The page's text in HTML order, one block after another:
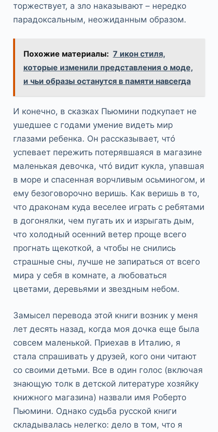
торжествует, а зло наказывают – нередко
парадоксальным, неожиданным образом.
Похожие материалы: 7 икон стиля,
которые изменили представления о моде,
и чьи образы останутся в памяти навсегда
И конечно, в сказках Пьюмини подкупает не
ушедшее с годами умение видеть мир
глазами ребенка. Он рассказывает, чтó
успевает пережить потерявшаяся в магазине
маленькая девочка, чтó видит кукла, упавшая
в море и спасенная ворчливым осьминогом, и
ему безоговорочно веришь. Как веришь в то,
что драконам куда веселее играть с ребятами
в догонялки, чем пугать их и изрыгать дым,
что холодный осенний ветер проще всего
прогнать щекоткой, а чтобы не снились
страшные сны, лучше не запираться от всего
мира у себя в комнате, а любоваться
цветами, деревьями и звездным небом.
Замысел перевода этой книги возник у меня
лет десять назад, когда моя дочка еще была
совсем маленькой. Приехав в Италию, я
стала спрашивать у друзей, кого они читают
со своими детьми. Все в один голос (включая
знающую толк в детской литературе хозяйку
книжного магазина) назвали имя Роберто
Пьюмини. Однако судьба русской книги
складывалась нелегко: дело в том, что я